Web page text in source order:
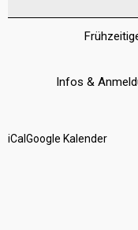
Infos &
iCal Google Kalender